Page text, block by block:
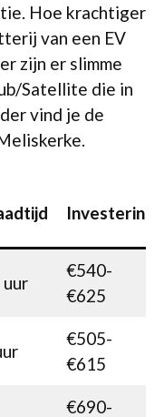
Hoe krachtiger
van een EV
zijn er slimme
Satellite die in
vind je de
Investering
uur
€540-
€625
€505-
€615
€690-